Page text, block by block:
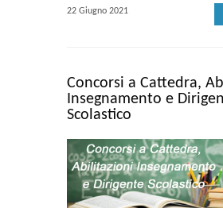
22 Giugno 2021
Concorsi a Cattedra,
Insegnamento e
Scolastico